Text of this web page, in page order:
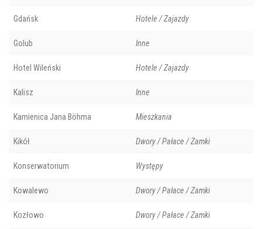
Gdańsk Hotele / Zajazdy
Golub Inne
Hotel Wileński Hotele / Zajazdy
Kalisz Inne
Kamienica Jana Böhma Mieszkania
Kikół Dwory / Pałace / Zamki
Konserwatorium Występy
Kowalewo Dwory / Pałace / Zamki
Kozłowo Dwory / Pałace / Zamki